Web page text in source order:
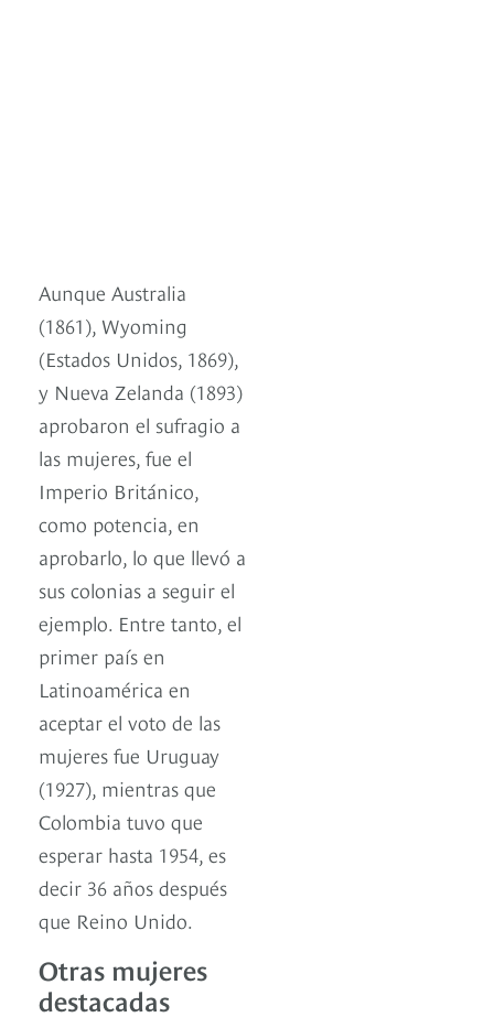
Aunque Australia
(1861), Wyoming
(Estados Unidos, 1869),
y Nueva Zelanda (1893)
aprobaron el sufragio a
las mujeres, fue el
Imperio Británico,
como potencia, en
aprobarlo, lo que llevó a
sus colonias a seguir el
ejemplo. Entre tanto, el
primer país en
Latinoamérica en
aceptar el voto de las
mujeres fue Uruguay
(1927), mientras que
Colombia tuvo que
esperar hasta 1954, es
decir 36 años después
que Reino Unido.
Otras mujeres
destacadas